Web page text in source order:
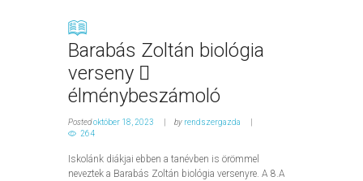
Barabás Zoltán biológia
verseny 
élménybeszámoló
Postedoktóber 18, 2023 by rendszergazda
264
Iskolánk diákjai ebben a tanévben is örömmel
neveztek a Barabás Zoltán biológia versenyre. A 8.A